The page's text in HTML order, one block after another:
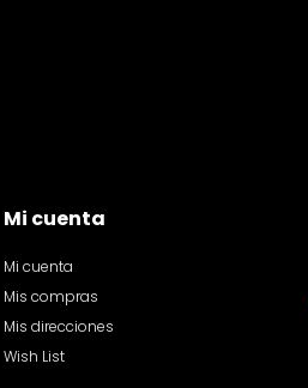
Mi cuenta
Mi cuenta
Mis compras
Mis direcciones
Wish List